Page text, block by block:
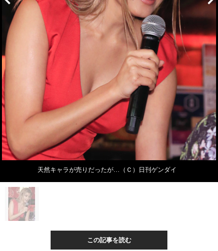
天然キャラが売りだったが…（Ｃ）日刊ゲンダイ
この記事を読む